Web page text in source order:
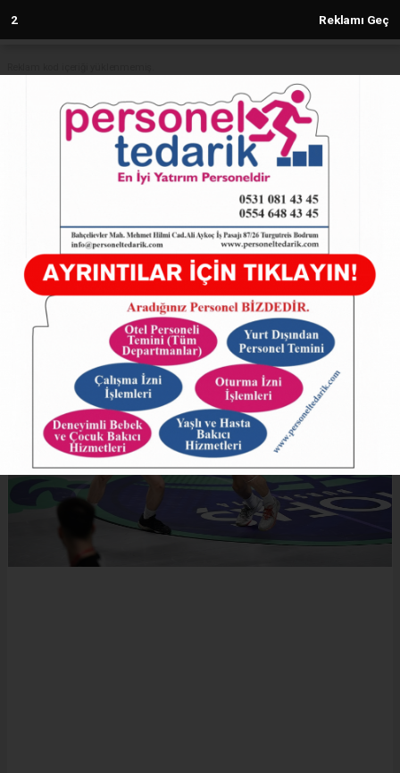
1 Reklamı Geç
Anasayfa
TOFAŞ potada Bursaspor'u yendi
27.02.2025 - 16:36, Güncelleme: 27.02.2025 - 16:36
4949+ kez okundu.
ABONE OL